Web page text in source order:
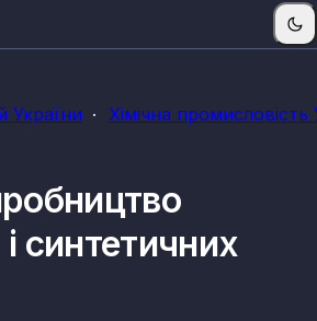
України Хімічна промисловість
синтетичних